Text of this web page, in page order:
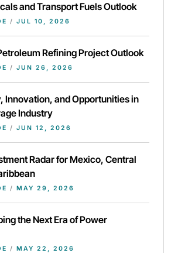
and Transport Fuels Outlook
/ JUL 10, 2026
Refining Project Outlook
/ JUN 26, 2026
Innovation, and Opportunities in
Industry
/ JUN 12, 2026
Radar for Mexico, Central
/ MAY 29, 2026
the Next Era of Power
/ MAY 22, 2026